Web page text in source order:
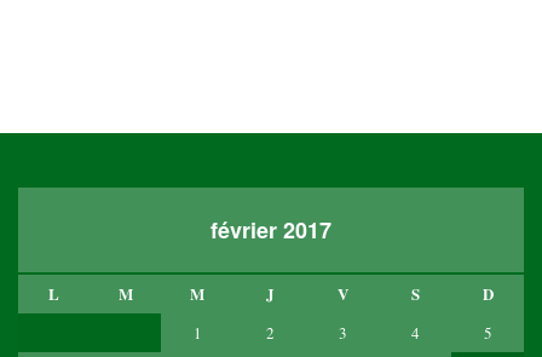
février 2017
L M M J V S D
1 2 3 4
5